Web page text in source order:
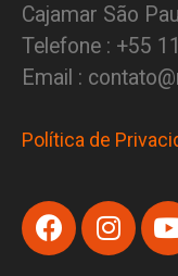
Cajamar São
Telefone : +55
Email :
Política de